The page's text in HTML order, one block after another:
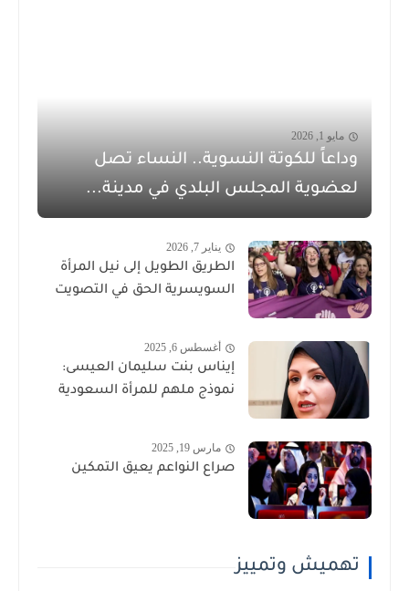
مايو 1, 2026
وداعاً للكوتة النسوية.. النساء تصل
لعضوية المجلس البلدي في مدينة...
يناير 7, 2026
الطريق الطويل إلى نيل المرأة
السويسرية الحق في التصويت
أغسطس 6, 2025
إيناس بنت سليمان العيسى:
نموذج ملهم للمرأة السعودية
مارس 19, 2025
صراع النواعم يعيق التمكين
تهميش وتمييز